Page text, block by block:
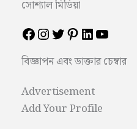
সোশ্যাল মিডিয়া
বিজ্ঞাপন এবং ডাক্তার চেম্বার
Advertisement
Add Your Profile